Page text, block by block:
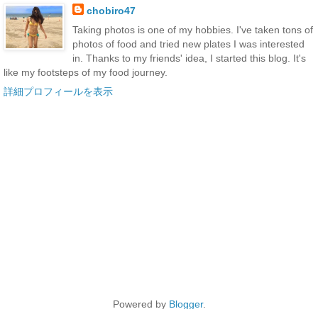
chobiro47
Taking photos is one of my hobbies. I've taken tons of
photos of food and tried new plates I was interested
in. Thanks to my friends' idea, I started this blog. It's
like my footsteps of my food journey.
詳細プロフィールを表示
Powered by Blogger.